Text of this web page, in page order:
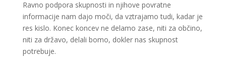
Ravno podpora skupnosti in njihove povratne
informacije nam dajo moči, da vztrajamo tudi, kadar je
res kislo. Konec koncev ne delamo zase, niti za občino,
niti za državo, delali bomo, dokler nas skupnost
potrebuje.